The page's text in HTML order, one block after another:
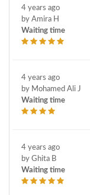
4 years ago
by Amira H
Waiting time
4 years ago
by Mohamed Ali J
Waiting time
4 years ago
by Ghita B
Waiting time